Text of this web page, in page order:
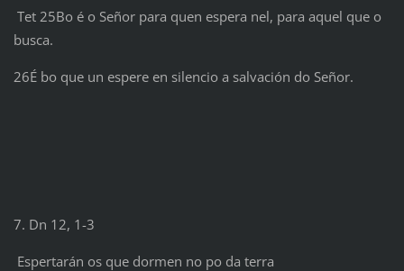
Tet 25Bo é o Señor para quen espera nel, para aquel que o
busca.
26É bo que un espere en silencio a salvación do Señor.
7. Dn 12, 1-3
Espertarán os que dormen no po da terra